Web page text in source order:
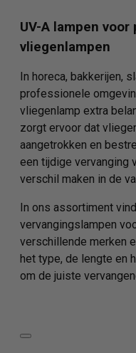
UV-A lampen
vliegenlampen
In horeca, bakkerijen,
professionele
vliegenlamp extra
zorgt ervoor dat
aangetrokken en
een tijdige vervanging
verschil maken in de
In ons assortiment
vervangingslampen
verschillende merken
het type, de lengte en
om de juiste